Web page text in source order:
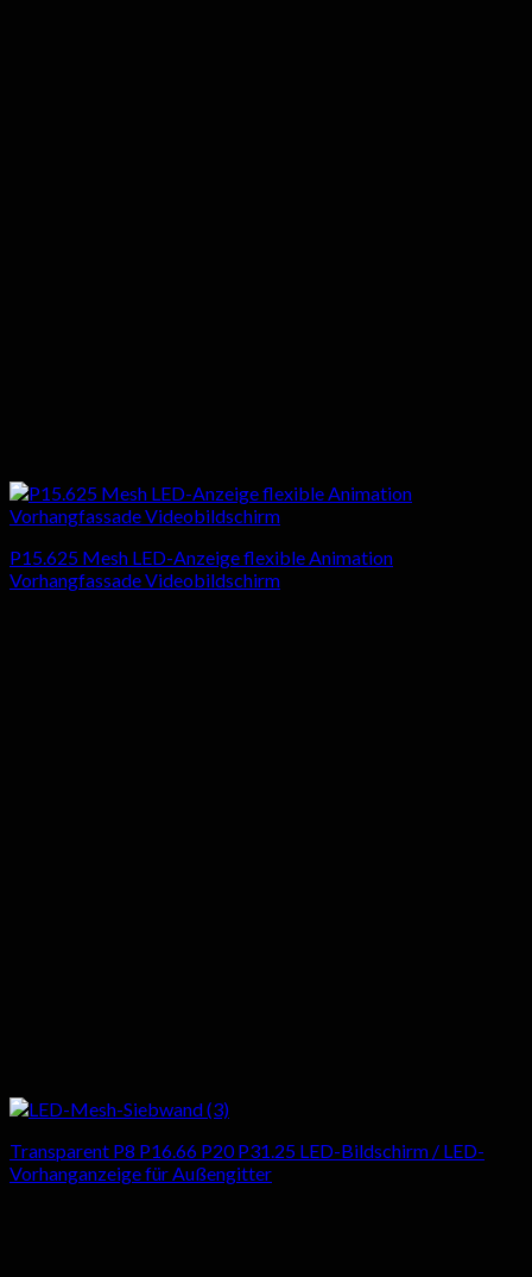
P15.625 Mesh LED-Anzeige flexible Animation
Vorhangfassade Videobildschirm
Transparent P8 P16.66 P20 P31.25 LED-Bildschirm / LED-
Vorhanganzeige für Außengitter